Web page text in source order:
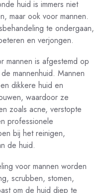
huid is immers niet
maar ook voor mannen.
te ondergaan,
en verjongen.
mannen is afgestemd op
mannenhuid. Mannen
dikkere huid en
waardoor ze
zoals acne, verstopte
professionele
bij het reinigen,
de huid.
voor mannen worden
scrubben, stomen,
om de huid diep te